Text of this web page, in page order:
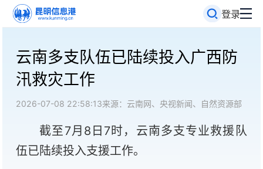
登录
云南多支队伍已陆续投入广西防
汛救灾工作
2026-07-08 22:58:13来源：云南网、央视新闻、自然资源部
截至7月8日7时，云南多支专业救援队
伍已陆续投入支援工作。